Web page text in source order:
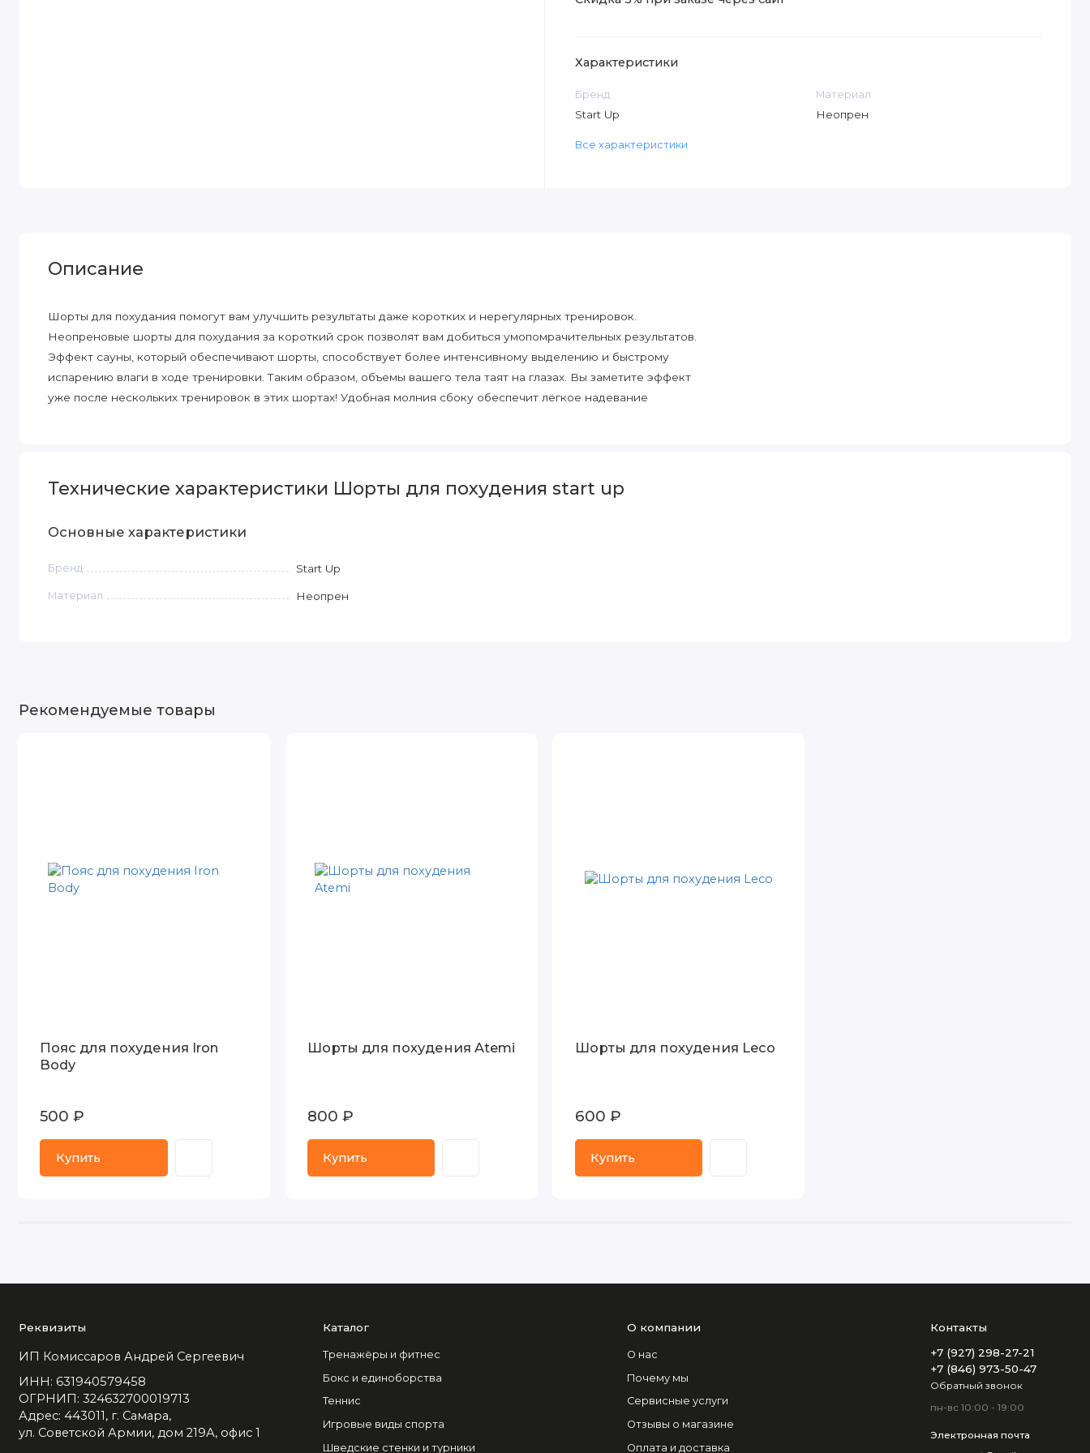
Характеристики
Бренд
Start Up
Материал
Неопрен
Все характеристики
Описание
Шорты для похудания помогут вам улучшить результаты даже коротких и нерегулярных тренировок.
Неопреновые шорты для похудания за короткий срок позволят вам добиться умопомрачительных результатов.
Эффект сауны, который обеспечивают шорты, способствует более интенсивному выделению и быстрому
испарению влаги в ходе тренировки. Таким образом, объемы вашего тела таят на глазах. Вы заметите эффект
уже после нескольких тренировок в этих шортах! Удобная молния сбоку обеспечит лёгкое надевание
Технические характеристики Шорты для похудения start up
Основные характеристики
Бренд Start Up
Материал Неопрен
Рекомендуемые товары
Пояс для похудения Iron
Body
500 ₽
Купить
Шорты для похудения Atemi
800 ₽
Купить
Шорты для похудения Leco
600 ₽
Купить
Реквизиты
ИП Комиссаров Андрей Сергеевич
ИНН: 631940579458
ОГРНИП: 324632700019713
Адрес: 443011, г. Самара,
ул. Советской Армии, дом 219А, офис 1
Каталог
Тренажёры и фитнес
Бокс и единоборства
Теннис
Игровые виды спорта
Шведские стенки и турники
О компании
О нас
Почему мы
Сервисные услуги
Отзывы о магазине
Оплата и доставка
Контакты
+7 (927) 298-27-21
+7 (846) 973-50-47
Обратный звонок
пн-вс 10:00 - 19:00
Электронная почта